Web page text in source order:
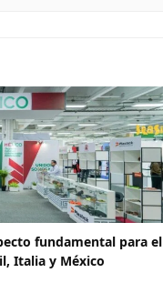
fundamental para el
Italia y México